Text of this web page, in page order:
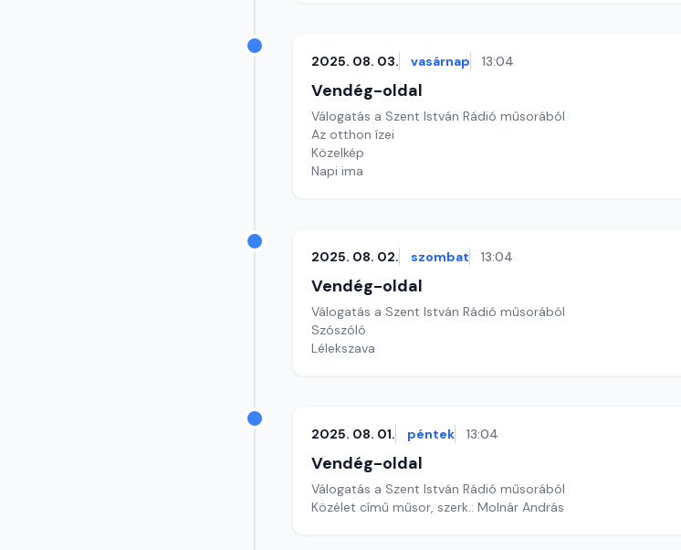
2025. 08. 03. vasárnap 13:04
Vendég-oldal
Válogatás a Szent István Rádió műsorából
Az otthon ízei
Közelkép
Napi ima
2025. 08. 02. szombat 13:04
Vendég-oldal
Válogatás a Szent István Rádió műsorából
Szószóló
Lélekszava
2025. 08. 01. péntek 13:04
Vendég-oldal
Válogatás a Szent István Rádió műsorából
Közélet című műsor, szerk.: Molnár András